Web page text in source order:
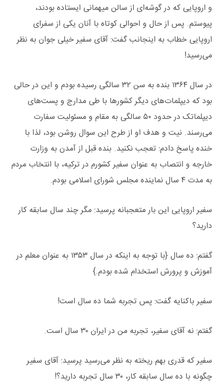
و اروپایی که در گوشه‌ای از سالن میهمانی ایستاده بودند،
پیوستم. پس از حال و احوالی کوتاه با آنان یکی از سفرای
اروپایی خطاب به اینجانب گفت: آقای سفیر خیلی جوان به نظر
می‌رسید!
در سال ۱۳۶۴ بنده به سن ۳۲ سالگی رسیده بودم و این در حالی
بود که دیپلمات‌های دیگر کشورها با طی مدارج و پست‌های
دیپلماتک در حدود ۵۰ سالگی به مقام و مسئولیت سفارت
می‌رسند. نیت و هدف او از طرح این سوال روشن بود، لذا با
خنده پاسخ دادم: تعجب نکنید. بنده قبل از آمدن به وزارت
خارجه و انتصاب به عنوان سفیر کشورم در ترکیه، با انتخاب مردم
به مدت ۴ سال نماینده مجلس شورای اسلامی بودم.
سفیر اروپایی این بار متعجبانه پرسید: مگر چند سال سابقه کار
دارید؟
گفتم: ده سال {با توجه به اینکه در سال ۱۳۵۳ به عنوان معلم در
آموزش و پرورش استخدام شده بودم.}
سفیر باکنایه گفت: پس تجربه شما ده سال است!
گفتم: نه آقای سفیر، تجربه من در ایران ۳۰ سال است.
سفیر که قدری بهم ریخته به نظر می‌رسید پرسید: آقای سفیر
چگونه با ده سال سابقه کار، ۳۰ سال تجربه دارید؟!